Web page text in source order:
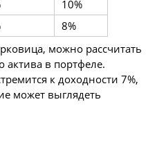
10%
8%
можно рассчитать
в портфеле.
к доходности 7%,
может выглядеть